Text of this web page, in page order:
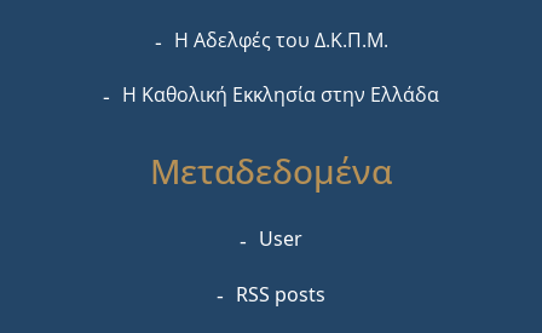
Η Αδελφές του Δ.Κ.Π.Μ.
Η Καθολική Εκκλησία στην Ελλάδα
Μεταδεδομένα
User
RSS posts